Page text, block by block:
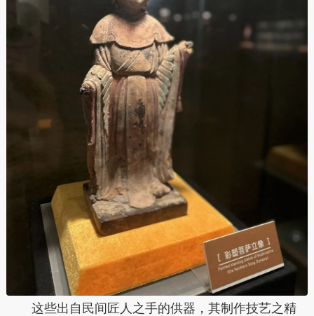
这些出自民间匠人之手的供器，其制作技艺之精